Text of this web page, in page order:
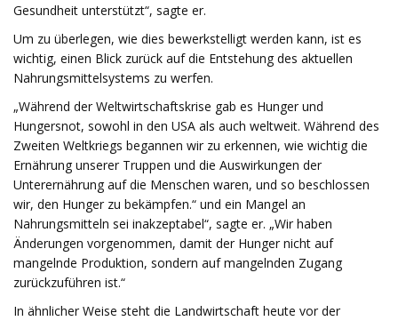
Gesundheit unterstützt“, sagte er.
Um zu überlegen, wie dies bewerkstelligt werden kann, ist es
wichtig, einen Blick zurück auf die Entstehung des aktuellen
Nahrungsmittelsystems zu werfen.
„Während der Weltwirtschaftskrise gab es Hunger und
Hungersnot, sowohl in den USA als auch weltweit. Während des
Zweiten Weltkriegs begannen wir zu erkennen, wie wichtig die
Ernährung unserer Truppen und die Auswirkungen der
Unterernährung auf die Menschen waren, und so beschlossen
wir, den Hunger zu bekämpfen.“ und ein Mangel an
Nahrungsmitteln sei inakzeptabel“, sagte er. „Wir haben
Änderungen vorgenommen, damit der Hunger nicht auf
mangelnde Produktion, sondern auf mangelnden Zugang
zurückzuführen ist.“
In ähnlicher Weise steht die Landwirtschaft heute vor der